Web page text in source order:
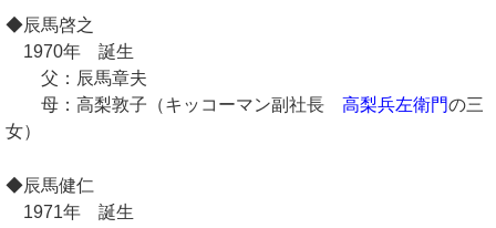
◆辰馬啓之
1970年 誕生
父：辰馬章夫
母：高梨敦子（キッコーマン副社長 高梨兵左衛門の三
女）
◆辰馬健仁
1971年 誕生